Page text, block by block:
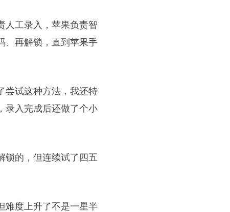
人工录入，苹果负责智
、再解锁，直到苹果手
尝试这种方法，我还特
录入完成后还做了个小
锁的，但连续试了四五
难度上升了不是一星半